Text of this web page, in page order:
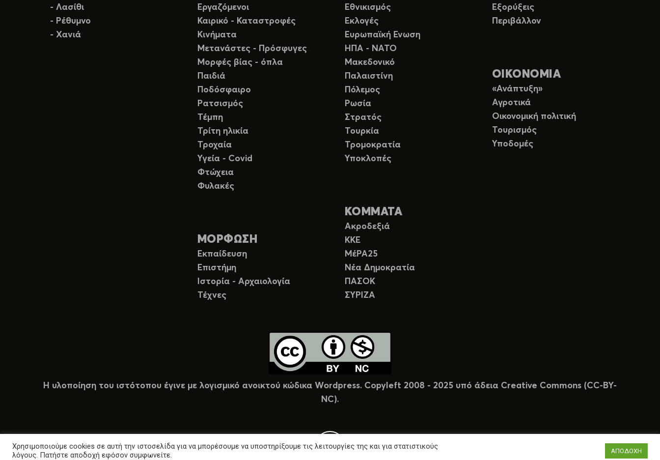
- Λασίθι
- Ρέθυμνο
- Χανιά
Εργαζόμενοι
Καιρικό - Καταστροφές
Κινήματα
Μετανάστες - Πρόσφυγες
Μορφές βίας - όπλα
Παιδιά
Ποδόσφαιρο
Ρατσισμός
Τέμπη
Τρίτη ηλικία
Τροχαία
Υγεία - Covid
Φτώχεια
Φυλακές
ΜΟΡΦΩΣΗ
Εκπαίδευση
Επιστήμη
Ιστορία - Αρχαιολογία
Τέχνες
Εθνικισμός
Εκλογές
Ευρωπαϊκή Ενωση
ΗΠΑ - ΝΑΤΟ
Μακεδονικό
Παλαιστίνη
Πόλεμος
Ρωσία
Στρατός
Τουρκία
Τρομοκρατία
Υποκλοπές
ΚΟΜΜΑΤΑ
Ακροδεξιά
ΚΚΕ
ΜέΡΑ25
Νέα Δημοκρατία
ΠΑΣΟΚ
ΣΥΡΙΖΑ
Εξορύξεις
Περιβάλλον
ΟΙΚΟΝΟΜΙΑ
«Ανάπτυξη»
Αγροτικά
Οικονομική πολιτική
Τουρισμός
Υποδομές
Η υλοποίηση του ιστότοπου έγινε με λογισμικό ανοικτού κώδικα Wordpress. Copyleft 2008 - 2025 υπό άδεια Creative Commons (CC-BY-
NC).
Χρησιμοποιούμε cookies σε αυτή την ιστοσελίδα για να μπορέσουμε να υποστηρίξουμε τις λειτουργίες της και για στατιστικούς
λόγους. Πατήστε αποδοχή εφόσον συμφωνείτε.
ΑΠΟΔΟΧΗ